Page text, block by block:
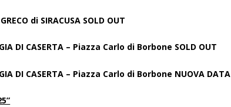
di SIRACUSA SOLD OUT
DI CASERTA – Piazza Carlo di Borbone SOLD OUT
DI CASERTA – Piazza Carlo di Borbone NUOVA DATA